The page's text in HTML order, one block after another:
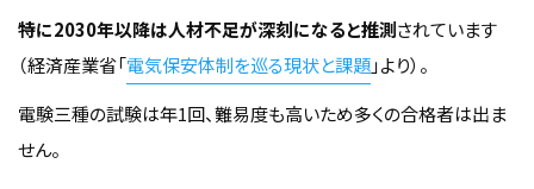
特に2030年以降は人材不足が深刻になると推測されています
（経済産業省「電気保安体制を巡る現状と課題」より）。
電験三種の試験は年1回、難易度も高いため多くの合格者は出ま
せん。